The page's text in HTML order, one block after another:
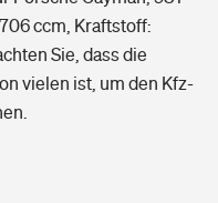
ccm, Kraftstoff:
Sie, dass die
vielen ist, um den Kfz-